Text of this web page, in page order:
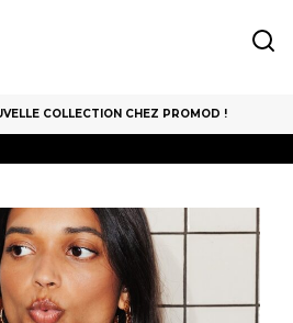
COLLECTION CHEZ PROMOD !